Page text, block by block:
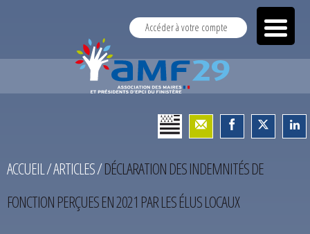
Accéder à votre compte
ACCUEIL/ARTICLES/DÉCLARATION DES INDEMNITÉS DE
FONCTION PERÇUES EN 2021 PAR LES ÉLUS LOCAUX